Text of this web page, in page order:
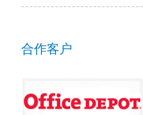
合作客户